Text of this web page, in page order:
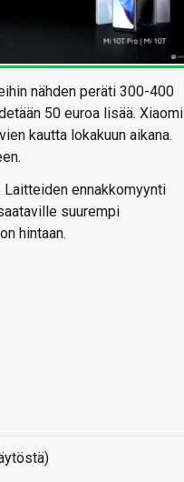
nähden peräti 300-400
50 euroa lisää. Xiaomi
kautta lokakuun aikana.
Laitteiden ennakkomyynti
suurempi
hintaan.